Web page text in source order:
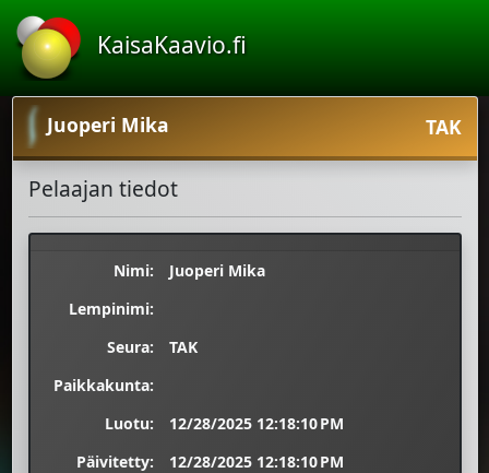
KaisaKaavio.fi
Juoperi Mika TAK
Pelaajan tiedot
Nimi:
Juoperi Mika
Lempinimi:
Seura:
TAK
Paikkakunta:
Luotu:
12/28/2025 12:18:10 PM
Päivitetty:
12/28/2025 12:18:10 PM